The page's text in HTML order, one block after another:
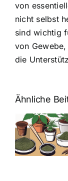
von
nicht selbst
sind wichtig
von
die
Ähnliche